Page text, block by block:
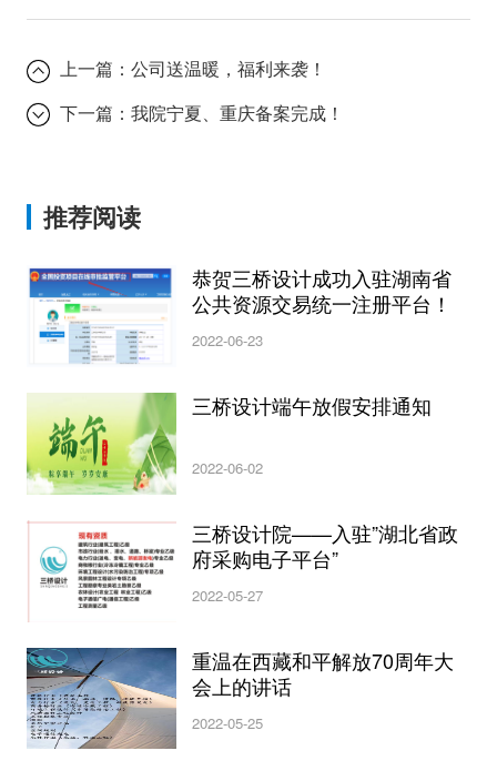
上一篇：公司送温暖，福利来袭！
下一篇：我院宁夏、重庆备案完成！
推荐阅读
恭贺三桥设计成功入驻湖南省
公共资源交易统一注册平台！
2022-06-23
三桥设计端午放假安排通知
2022-06-02
三桥设计院——入驻”湖北省政
府采购电子平台”
2022-05-27
重温在西藏和平解放70周年大
会上的讲话
2022-05-25